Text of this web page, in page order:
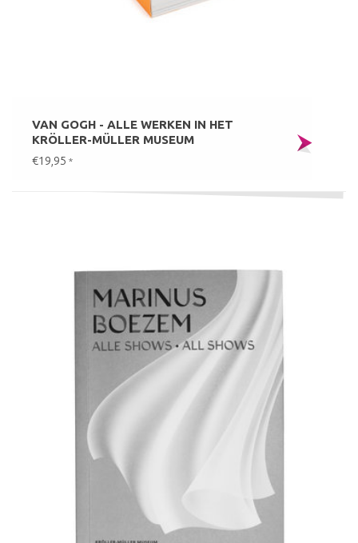
VAN GOGH - ALLE WERKEN IN HET
KRÖLLER-MÜLLER MUSEUM
€19,95 *